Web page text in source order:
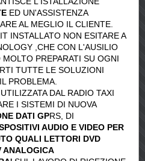
ED UN'ASSISTENZA
AL MEGLIO IL CLIENTE.
INSTALLATO NON ESITARE A
,CHE CON L'AUSILIO
PREPARATI SU OGNI
TUTTE LE SOLUZIONI
PROBLEMA.
DAL RADIO TAXI
I SISTEMI DI NUOVA
DATI GPRS, DI
AUDIO E VIDEO PER
QUALI LETTORI DVD
ANALOGICA